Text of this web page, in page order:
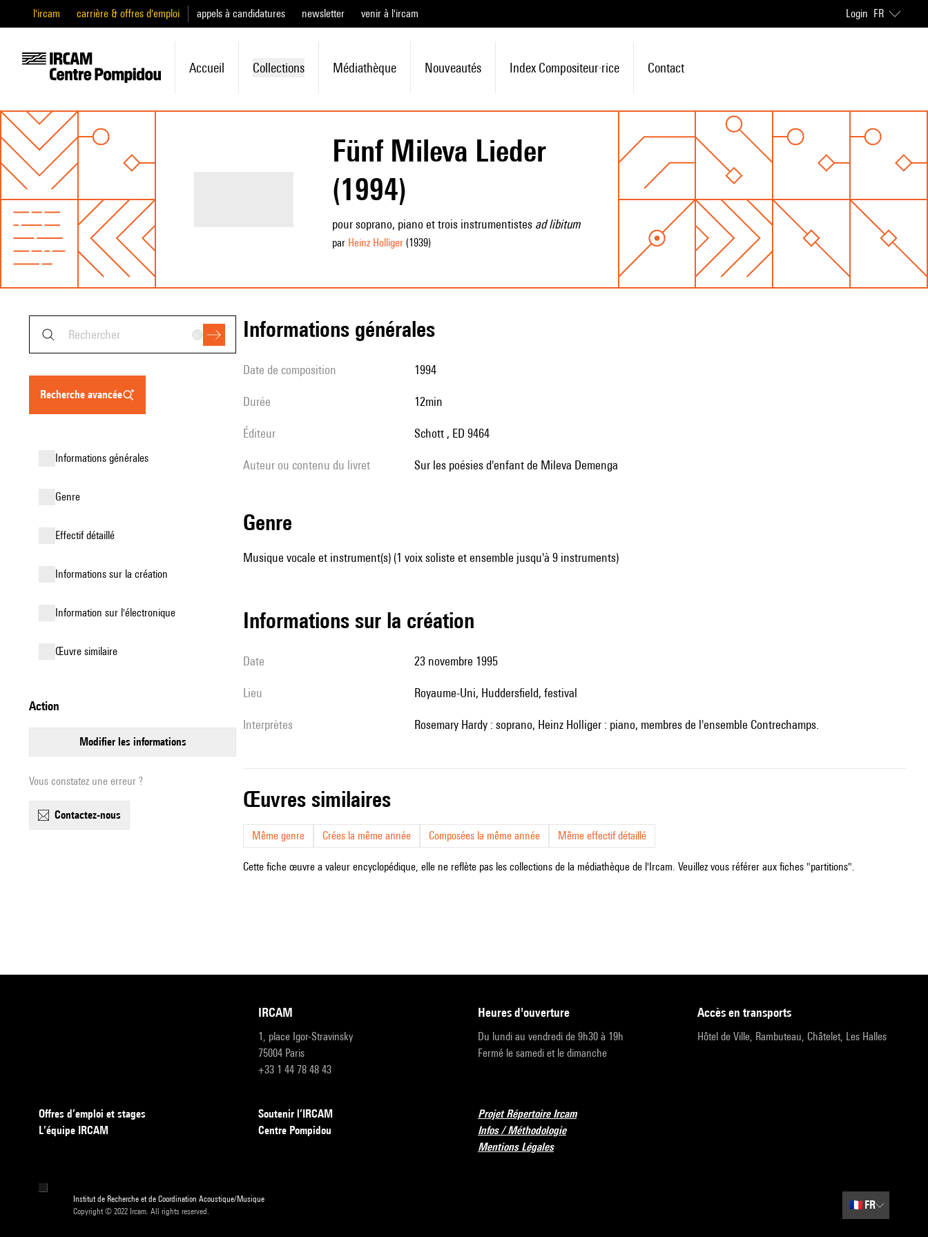
l'ircam carrière & offres d'emploi appels à candidatures newsletter venir à l'ircam Login FR
Accueil Collections Médiathèque Nouveautés Index Compositeur·rice Contact
Fünf Mileva Lieder
(1994)
pour soprano, piano et trois instrumentistes ad libitum
par Heinz Holliger(1939)
recherche avancée
informations générales
genre
effectif détaillé
informations sur la création
Information sur l'électronique
œuvre similaire
action
modifier les informations
Vous constatez une erreur ?
contactez-nous
informations générales
date de composition 1994
durée 12min
éditeur Schott , ED 9464
Auteur ou contenu du livret sur les poésies d'enfant de Mileva Demenga
genre
Musique vocale et instrument(s) (1 voix soliste et ensemble jusqu'à 9 instruments)
informations sur la création
date 23 novembre 1995
lieu Royaume-Uni, Huddersfield, festival
interprètes Rosemary Hardy : soprano, Heinz Holliger : piano, membres de l'ensemble Contrechamps.
œuvres similaires
Même genre Crées la même année Composées la même année Même effectif détaillé
Cette fiche œuvre a valeur encyclopédique, elle ne reflète pas les collections de la médiathèque de l'Ircam. Veuillez vous référer aux fiches "partitions".
IRCAM
1, place Igor-Stravinsky
75004 Paris
+33 1 44 78 48 43
heures d'ouverture
Du lundi au vendredi de 9h30 à 19h
Fermé le samedi et le dimanche
accès en transports
Hôtel de Ville, Rambuteau, Châtelet, Les Halles
Offres d’emploi et stages
L’équipe IRCAM
Soutenir l’IRCAM
Centre Pompidou
Projet Répertoire Ircam
Infos / Méthodologie
Mentions Légales
Institut de Recherche et de Coordination Acoustique/Musique
Copyright © 2022 Ircam. All rights reserved.
🇫🇷 FR